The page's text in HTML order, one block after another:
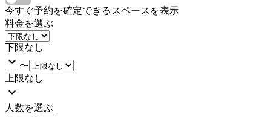
今すぐ予約を確定できるスペースを表示
料金を選ぶ
下限なし
〜
上限なし
人数を選ぶ